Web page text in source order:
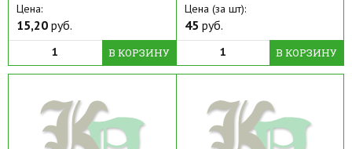
Цена:
15,20 руб.
В КОРЗИНУ
Цена (за шт):
45 руб.
В КОРЗИНУ